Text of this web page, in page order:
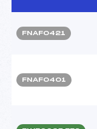
FNAF0421
FNAF0401